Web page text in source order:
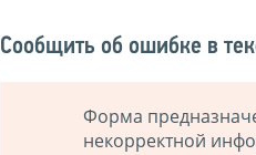
Сообщить об ошибке в
Форма
некорректной